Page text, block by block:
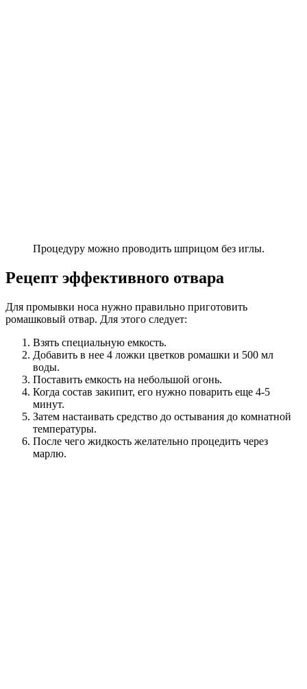
Процедуру можно проводить шприцом без иглы.
Рецепт эффективного отвара
Для промывки носа нужно правильно приготовить
ромашковый отвар. Для этого следует:
Взять специальную емкость.
Добавить в нее 4 ложки цветков ромашки и 500 мл
воды.
Поставить емкость на небольшой огонь.
Когда состав закипит, его нужно поварить еще 4-5
минут.
Затем настаивать средство до остывания до комнатной
температуры.
После чего жидкость желательно процедить через
марлю.